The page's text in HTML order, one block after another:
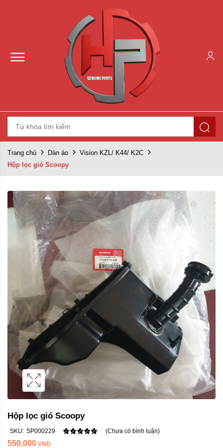
Trang chủ Dàn áo
Vision KZL/ K44/ K2C
Hộp lọc gió Scoopy
Hộp lọc gió Scoopy
SKU: SP000229 (Chưa có bình luận)
550,000 VND